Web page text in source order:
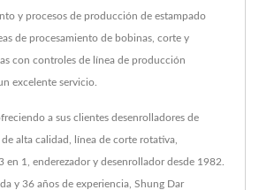
y procesos de producción de estampado
de procesamiento de bobinas, corte y
con controles de línea de producción
excelente servicio.
a sus clientes desenrolladores de
alta calidad, línea de corte rotativa,
en 1, enderezador y desenrollador desde 1982.
y 36 años de experiencia, Shung Dar